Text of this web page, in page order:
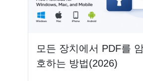
모든 장치에서 PDF를
호하는 방법(2026)